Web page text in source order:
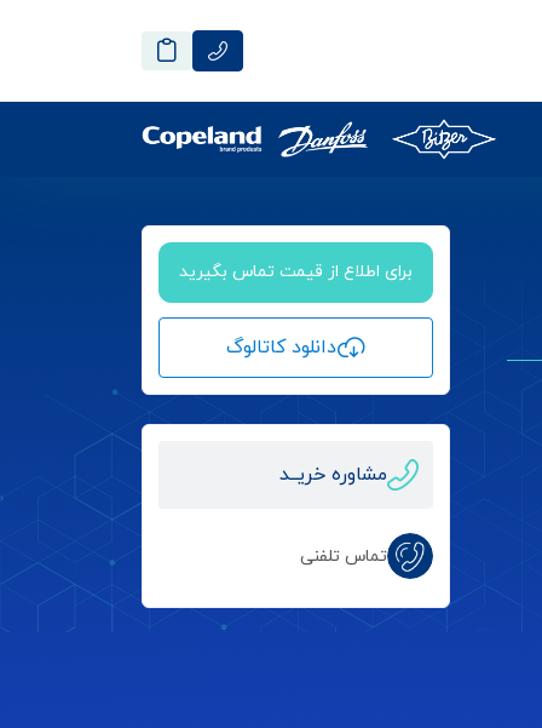
برای اطلاع از قیمت تماس بگیرید
دانلود کاتالوگ
مشاوره خریــد
تماس تلفنی